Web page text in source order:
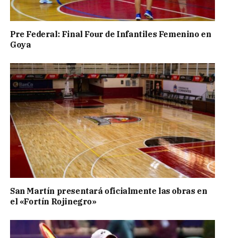
Pre Federal: Final Four de Infantiles Femenino en
Goya
San Martín presentará oficialmente las obras en
el «Fortín Rojinegro»